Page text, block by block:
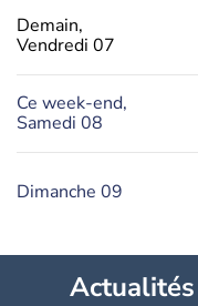
Demain,
Vendredi 07
Ce week-end,
Samedi 08
Dimanche 09